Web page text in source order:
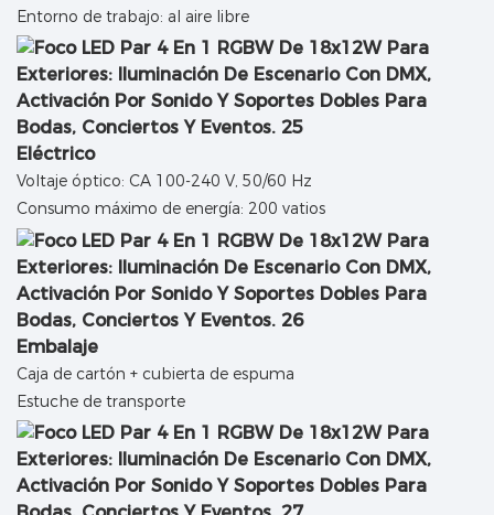
Entorno de trabajo: al aire libre
Eléctrico
Voltaje óptico: CA 100-240 V, 50/60 Hz
Consumo máximo de energía: 200 vatios
Embalaje
Caja de cartón + cubierta de espuma
Estuche de transporte